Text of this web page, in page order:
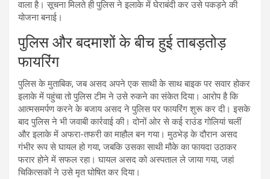
वाला है। सूचना मिलते ही पुलिस ने इलाके में घेराबंदी कर उसे पकड़ने की
योजना बनाई।
पुलिस और बदमाशों के बीच हुई ताबड़तोड़
फायरिंग
पुलिस के मुताबिक, जब असद अपने एक साथी के साथ बाइक पर सवार होकर
इलाके में पहुंचा तो पुलिस टीम ने उसे रुकने का संकेत दिया। आरोप है कि
आत्मसमर्पण करने के बजाय असद ने पुलिस पर फायरिंग शुरू कर दी। इसके
बाद पुलिस ने भी जवाबी कार्रवाई की। दोनों ओर से कई राउंड गोलियां चलीं
और इलाके में अफरा-तफरी का माहौल बन गया। मुठभेड़ के दौरान असद
गंभीर रूप से घायल हो गया, जबकि उसका साथी मौके का फायदा उठाकर
फरार होने में सफल रहा। घायल असद को अस्पताल ले जाया गया, जहां
चिकित्सकों ने उसे मृत घोषित कर दिया।